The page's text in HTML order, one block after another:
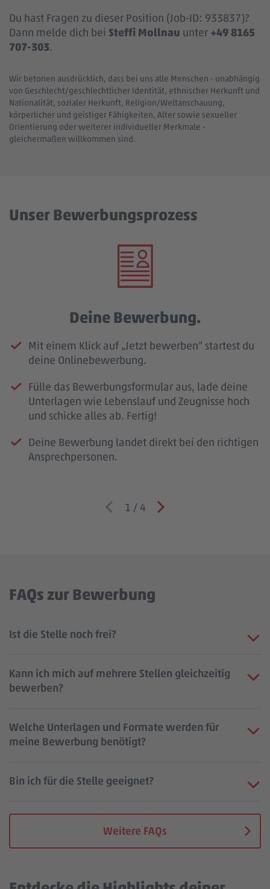
Du hast Fragen zu dieser Position (Job-ID: 933837)?
Dann melde dich bei Steffi Mollnau unter +49 8165
707-303.
Wir betonen ausdrücklich, dass bei uns alle Menschen - unabhängig
von Geschlecht/geschlechtlicher Identität, ethnischer Herkunft und
Nationalität, sozialer Herkunft, Religion/Weltanschauung,
körperlicher und geistiger Fähigkeiten, Alter sowie sexueller
Orientierung oder weiterer individueller Merkmale -
gleichermaßen willkommen sind.
Unser Bewerbungsprozess
Deine Bewerbung.
Mit einem Klick auf „Jetzt bewerben“ startest du
deine Onlinebewerbung.
Fülle das Bewerbungsformular aus, lade deine
Unterlagen wie Lebenslauf und Zeugnisse hoch
und schicke alles ab. Fertig!
Deine Bewerbung landet direkt bei den richtigen
Ansprechpersonen.
1 / 4
FAQs zur Bewerbung
Ist die Stelle noch frei?
Kann ich mich auf mehrere Stellen gleichzeitig
bewerben?
Welche Unterlagen und Formate werden für
meine Bewerbung benötigt?
Bin ich für die Stelle geeignet?
Weitere FAQs